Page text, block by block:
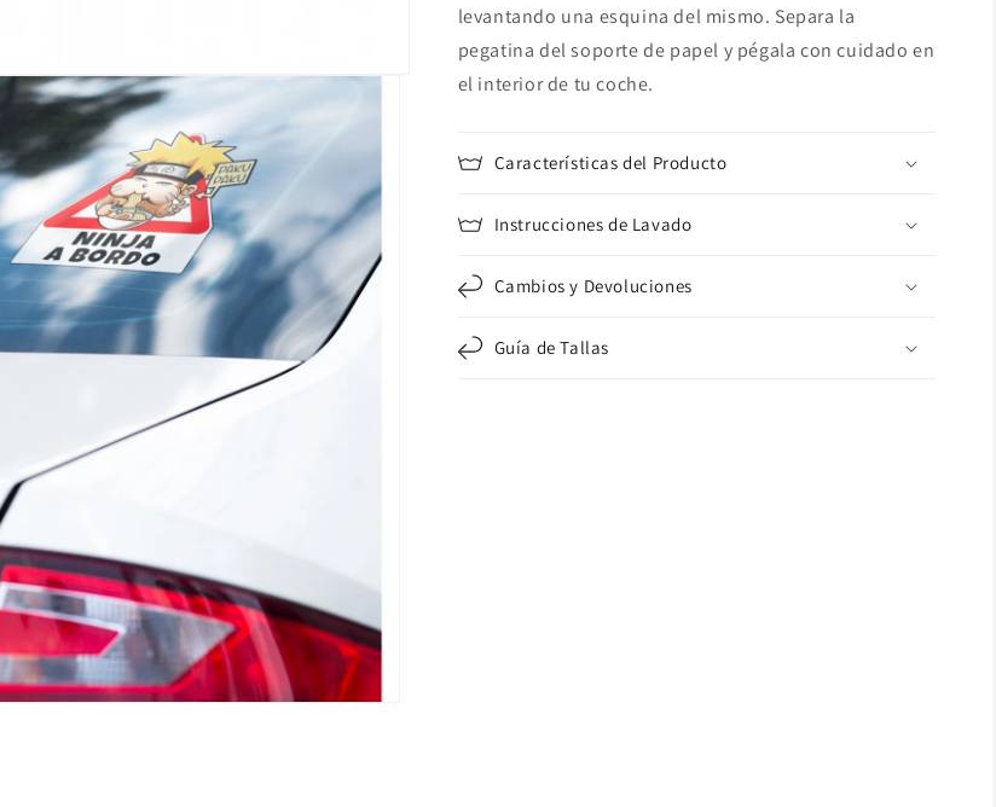
levantando una esquina del mismo. Separa la
pegatina del soporte de papel y pégala con cuidado en
el interior de tu coche.
Características del Producto
Instrucciones de Lavado
Cambios y Devoluciones
Guía de Tallas